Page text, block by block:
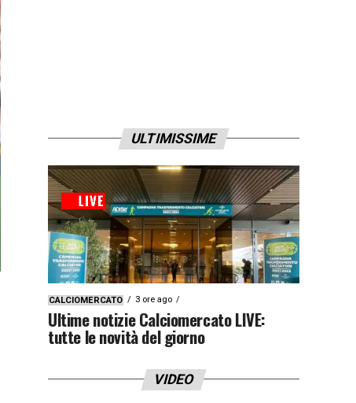
ULTIMISSIME
CALCIOMERCATO 3 ore ago
Ultime notizie Calciomercato LIVE:
tutte le novità del giorno
VIDEO